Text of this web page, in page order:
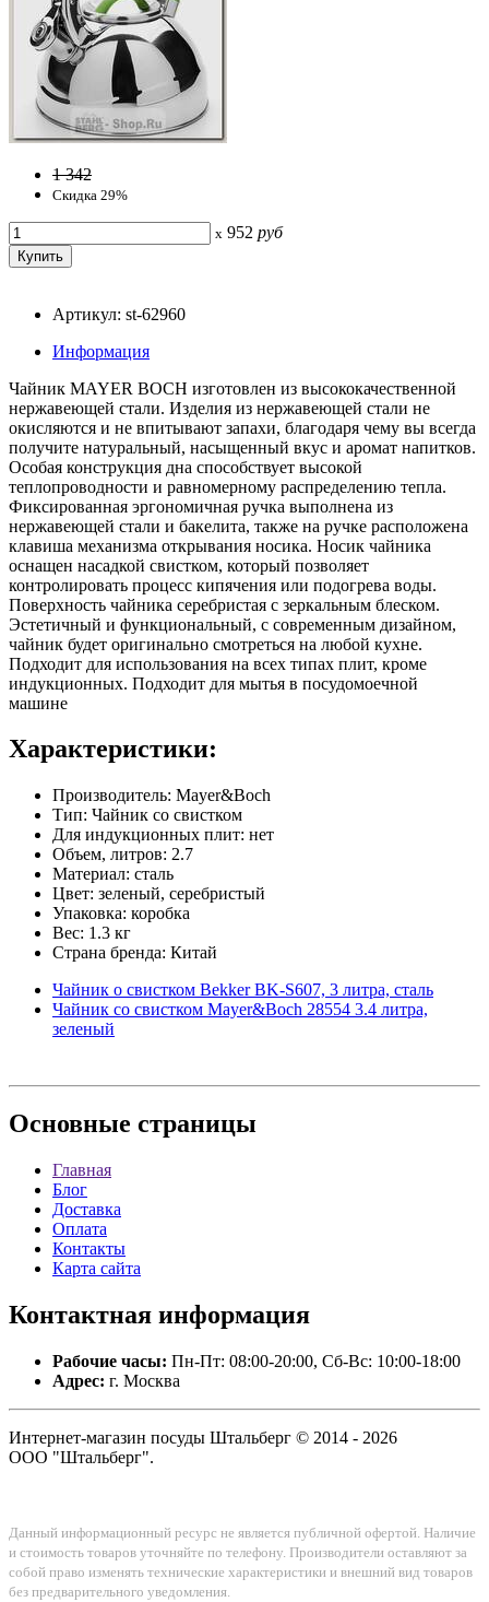
1 342
Скидка 29%
x 952 руб
Артикул: st-62960
Информация
Чайник MAYER BOCH изготовлен из высококачественной
нержавеющей стали. Изделия из нержавеющей стали не
окисляются и не впитывают запахи, благодаря чему вы всегда
получите натуральный, насыщенный вкус и аромат напитков.
Особая конструкция дна способствует высокой
теплопроводности и равномерному распределению тепла.
Фиксированная эргономичная ручка выполнена из
нержавеющей стали и бакелита, также на ручке расположена
клавиша механизма открывания носика. Носик чайника
оснащен насадкой свистком, который позволяет
контролировать процесс кипячения или подогрева воды.
Поверхность чайника серебристая с зеркальным блеском.
Эстетичный и функциональный, с современным дизайном,
чайник будет оригинально смотреться на любой кухне.
Подходит для использования на всех типах плит, кроме
индукционных. Подходит для мытья в посудомоечной
машине
Характеристики:
Производитель: Mayer&Boch
Тип: Чайник со свистком
Для индукционных плит: нет
Объем, литров: 2.7
Материал: сталь
Цвет: зеленый, серебристый
Упаковка: коробка
Вес: 1.3 кг
Страна бренда: Китай
Чайник о свистком Bekker BK-S607, 3 литра, сталь
Чайник со свистком Mayer&Boch 28554 3.4 литра,
зеленый
Основные страницы
Главная
Блог
Доставка
Оплата
Контакты
Карта сайта
Контактная информация
Рабочие часы: Пн-Пт: 08:00-20:00, Сб-Вс: 10:00-18:00
Адрес: г. Москва
Интернет-магазин посуды Штальберг © 2014 - 2026
ООО "Штальберг".
Данный информационный ресурс не является публичной офертой. Наличие
и стоимость товаров уточняйте по телефону. Производители оставляют за
собой право изменять технические характеристики и внешний вид товаров
без предварительного уведомления.